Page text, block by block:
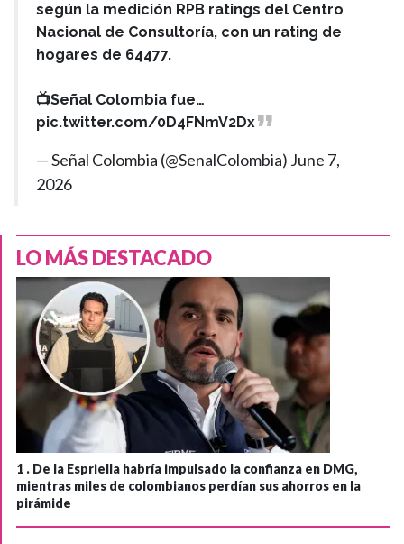
según la medición RPB ratings del Centro
Nacional de Consultoría, con un rating de
hogares de 64477.
📺Señal Colombia fue…
pic.twitter.com/0D4FNmV2Dx
— Señal Colombia (@SenalColombia) June 7,
2026
LO MÁS DESTACADO
1 . De la Espriella habría impulsado la confianza en DMG,
mientras miles de colombianos perdían sus ahorros en la
pirámide